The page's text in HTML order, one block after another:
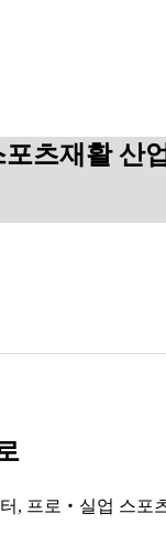
츠재활 산
프로‧실업 스포